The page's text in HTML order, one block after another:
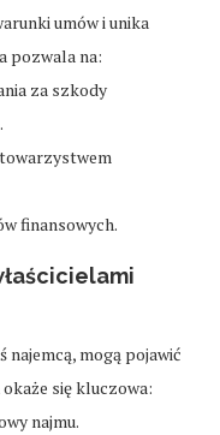
umów i unika
pozwala na:
za szkody
towarzystwem
finansowych.
najemcą, mogą pojawić
się kluczowa:
najmu.